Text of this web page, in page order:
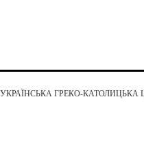
УКРАЇНСЬКА ГРЕКО-КАТОЛИЦЬКА